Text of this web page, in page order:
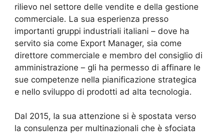
rilievo nel settore delle vendite e della gestione
commerciale. La sua esperienza presso
importanti gruppi industriali italiani – dove ha
servito sia come Export Manager, sia come
direttore commerciale e membro del consiglio di
amministrazione – gli ha permesso di affinare le
sue competenze nella pianificazione strategica
e nello sviluppo di prodotti ad alta tecnologia.
Dal 2015, la sua attenzione si è spostata verso
la consulenza per multinazionali che è sfociata